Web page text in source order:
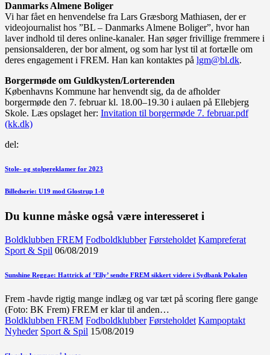
Danmarks Almene Boliger
Vi har fået en henvendelse fra Lars Græsborg Mathiasen, der er
videojournalist hos ”BL – Danmarks Almene Boliger”, hvor han
laver indhold til deres online-kanaler. Han søger frivillige fremmere i
pensionsalderen, der bor alment, og som har lyst til at fortælle om
deres engagement i FREM. Han kan kontaktes på lgm@bl.dk.
Borgermøde om Guldkysten/Lorterenden
Københavns Kommune har henvendt sig, da de afholder
borgermøde den 7. februar kl. 18.00–19.30 i aulaen på Ellebjerg
Skole. Læs opslaget her: Invitation til borgermøde 7. februar.pdf
(kk.dk)
del:
Indlægsnavigation
Forrige
Stole- og stolpereklamer for 2023
Næste
Billedserie: U19 mod Glostrup 1-0
Du kunne måske også være interesseret i
Boldklubben FREM Fodboldklubber Førsteholdet Kampreferat
Sport & Spil 06/08/2019
Sunshine Reggae: Hattrick af ’Elly’ sendte FREM sikkert videre i Sydbank Pokalen
Frem -havde rigtig mange indlæg og var tæt på scoring flere gange
(Foto: BK Frem) FREM er klar til anden…
Boldklubben FREM Fodboldklubber Førsteholdet Kampoptakt
Nyheder Sport & Spil 15/08/2019